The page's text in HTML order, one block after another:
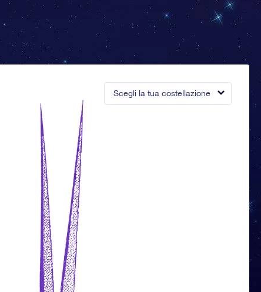
Scegli la tua costellazione